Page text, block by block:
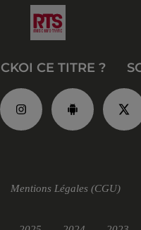
CKOI CE TITRE ?
Mentions Légales (CGU)